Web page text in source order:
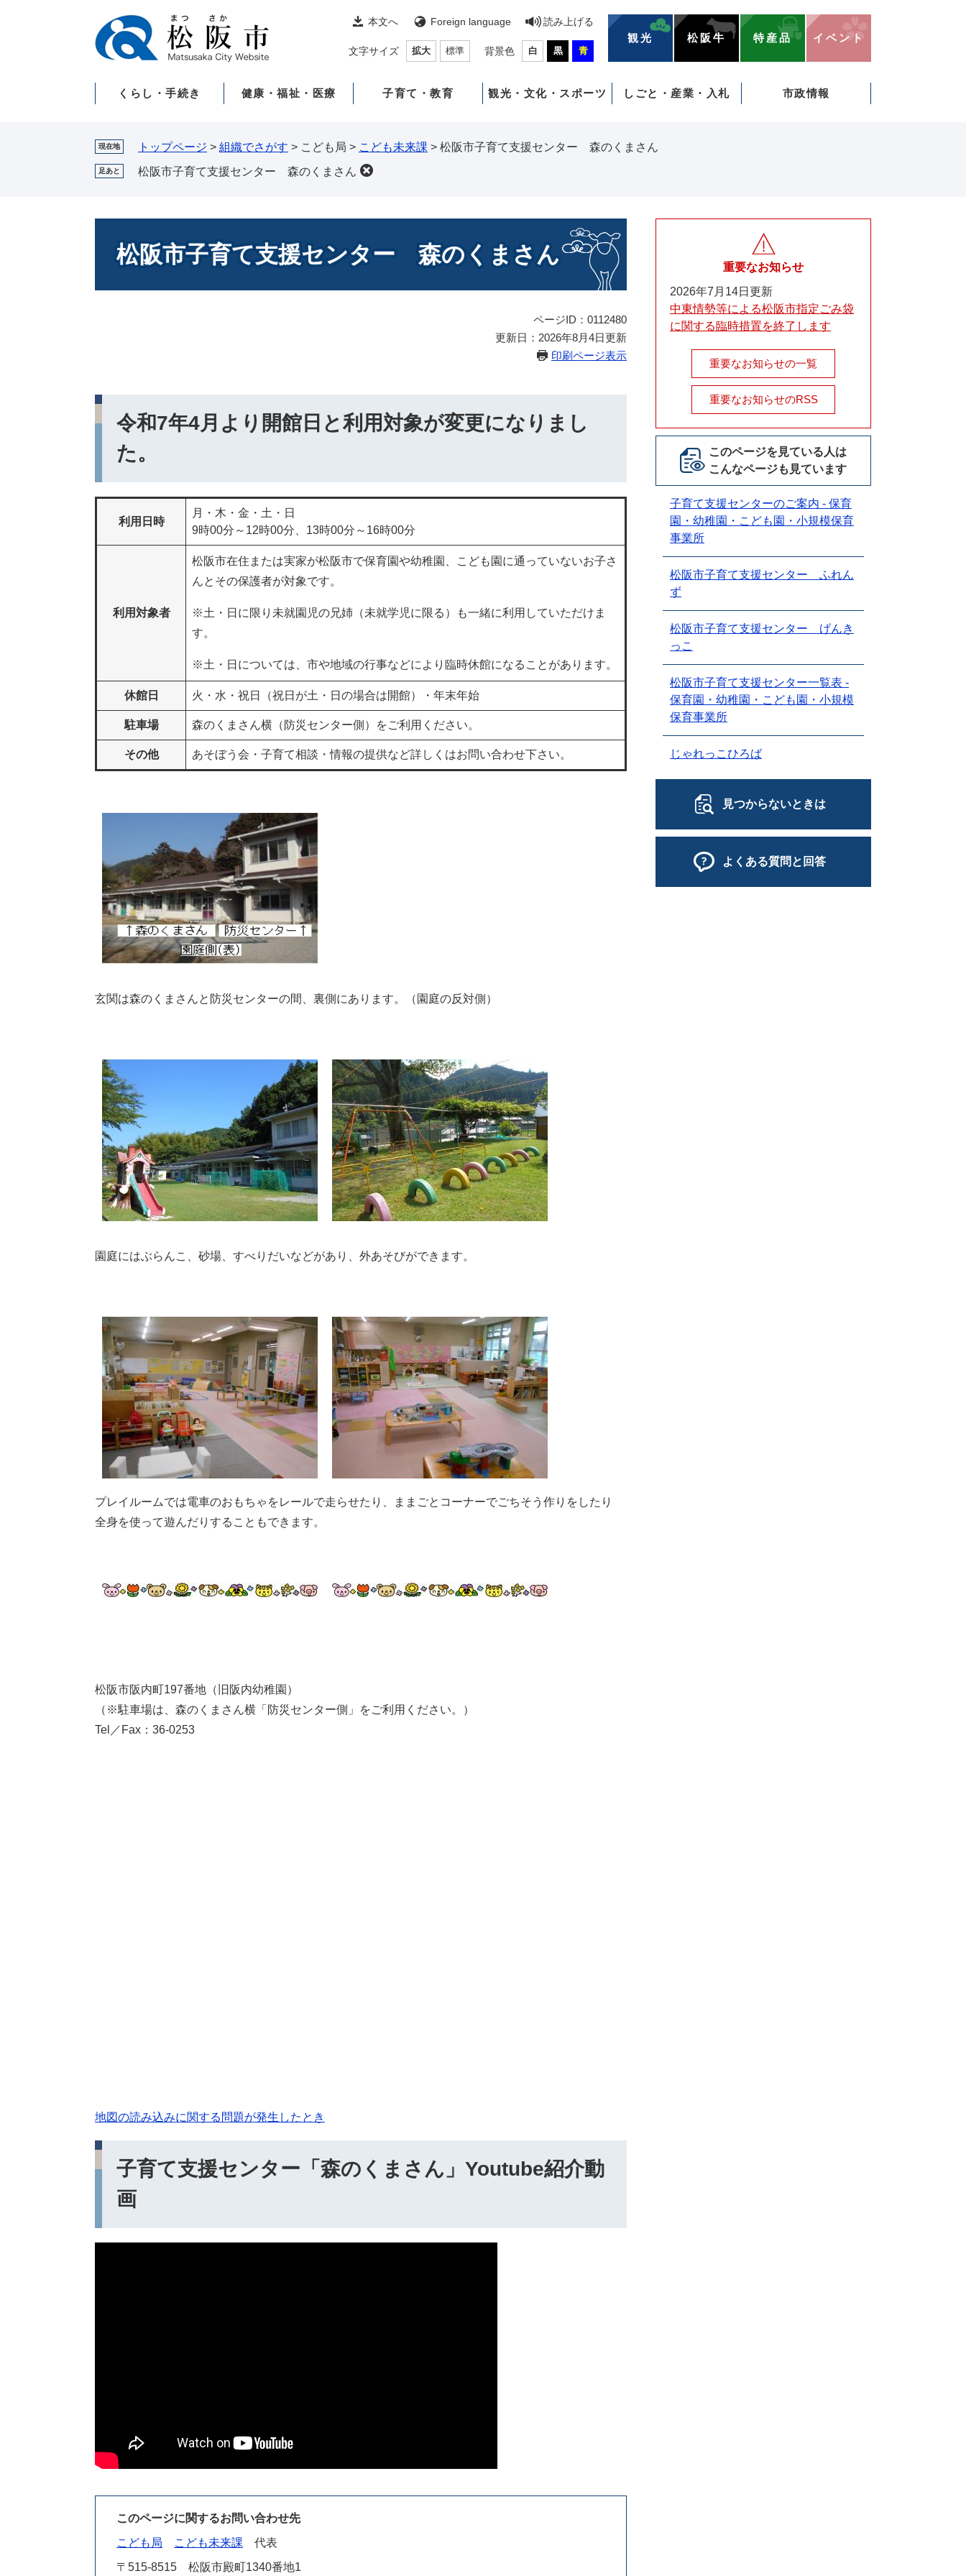
本文へ Foreign language 読み上げる
文字サイズ 拡大 標準 背景色 白 黒 青
観光 松阪牛 特産品 イベント
くらし・手続き 健康・福祉・医療 子育て・教育 観光・文化・スポーツ しごと・産業・入札 市政情報
現在地 トップページ > 組織でさがす > こども局 > こども未来課 > 松阪市子育て支援センター 森のくまさん
足あと 松阪市子育て支援センター 森のくまさん
松阪市子育て支援センター 森のくまさん
ページID：0112480
更新日：2026年8月4日更新
印刷ページ表示
令和7年4月より開館日と利用対象が変更になりまし
た。
利用日時
月・木・金・土・日
9時00分～12時00分、13時00分～16時00分
利用対象者
松阪市在住または実家が松阪市で保育園や幼稚園、こども園に通っていないお子さ
んとその保護者が対象です。
※土・日に限り未就園児の兄姉（未就学児に限る）も一緒に利用していただけま
す。
※土・日については、市や地域の行事などにより臨時休館になることがあります。
休館日 火・水・祝日（祝日が土・日の場合は開館）・年末年始
駐車場 森のくまさん横（防災センター側）をご利用ください。
その他 あそぼう会・子育て相談・情報の提供など詳しくはお問い合わせ下さい。
玄関は森のくまさんと防災センターの間、裏側にあります。（園庭の反対側）
園庭にはぶらんこ、砂場、すべりだいなどがあり、外あそびができます。
プレイルームでは電車のおもちゃをレールで走らせたり、ままごとコーナーでごちそう作りをしたり
全身を使って遊んだりすることもできます。
松阪市阪内町197番地（旧阪内幼稚園）
（※駐車場は、森のくまさん横「防災センター側」をご利用ください。）
Tel／Fax：36-0253
地図の読み込みに関する問題が発生したとき
子育て支援センター「森のくまさん」Youtube紹介動
画
このページに関するお問い合わせ先
こども局
こども未来課
代表
〒515-8515
松阪市殿町1340番地1
重要なお知らせ
2026年7月14日更新
中東情勢等による松阪市指定ごみ袋
に関する臨時措置を終了します
重要なお知らせの一覧
重要なお知らせのRSS
このページを見ている人は
こんなページも見ています
子育て支援センターのご案内 - 保育
園・幼稚園・こども園・小規模保育
事業所
松阪市子育て支援センター ふれん
ず
松阪市子育て支援センター げんき
っこ
松阪市子育て支援センター一覧表 -
保育園・幼稚園・こども園・小規模
保育事業所
じゃれっこひろば
見つからないときは
よくある質問と回答